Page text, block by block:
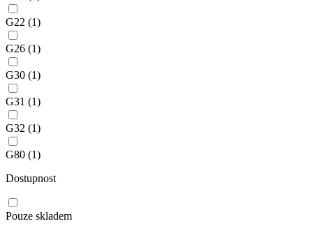
G22 (1)
G26 (1)
G30 (1)
G31 (1)
G32 (1)
G80 (1)
Dostupnost
Pouze skladem